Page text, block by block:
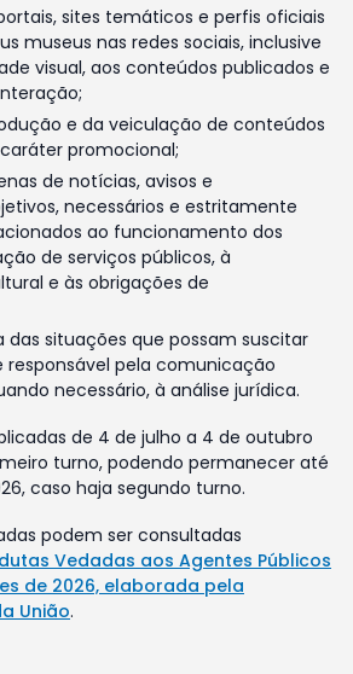
sites temáticos e perfis oficiais
museus nas redes sociais, inclusive
visual, aos conteúdos publicados e
e da veiculação de conteúdos
promocional;
de notícias, avisos e
necessários e estritamente
ao funcionamento dos
de serviços públicos, à
e às obrigações de
das situações que possam suscitar
responsável pela comunicação
necessário, à análise jurídica.
de 4 de julho a 4 de outubro
turno, podendo permanecer até
caso haja segundo turno.
podem ser consultadas
Vedadas aos Agentes Públicos
de 2026, elaborada pela
União.